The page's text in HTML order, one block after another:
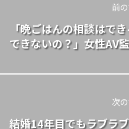
前
「晩ごはんの相談はで
できないの？」女性AV
次
結婚14年目でもラブラ